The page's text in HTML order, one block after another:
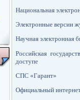
Национальная
Электронные версии
Научная электронная
Российская
доступе
СПС «Гарант»
Официальный